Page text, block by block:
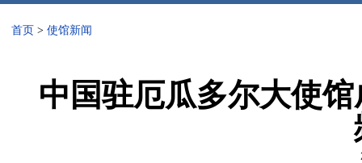
首页 > 使馆新闻
中国驻厄瓜多尔大使